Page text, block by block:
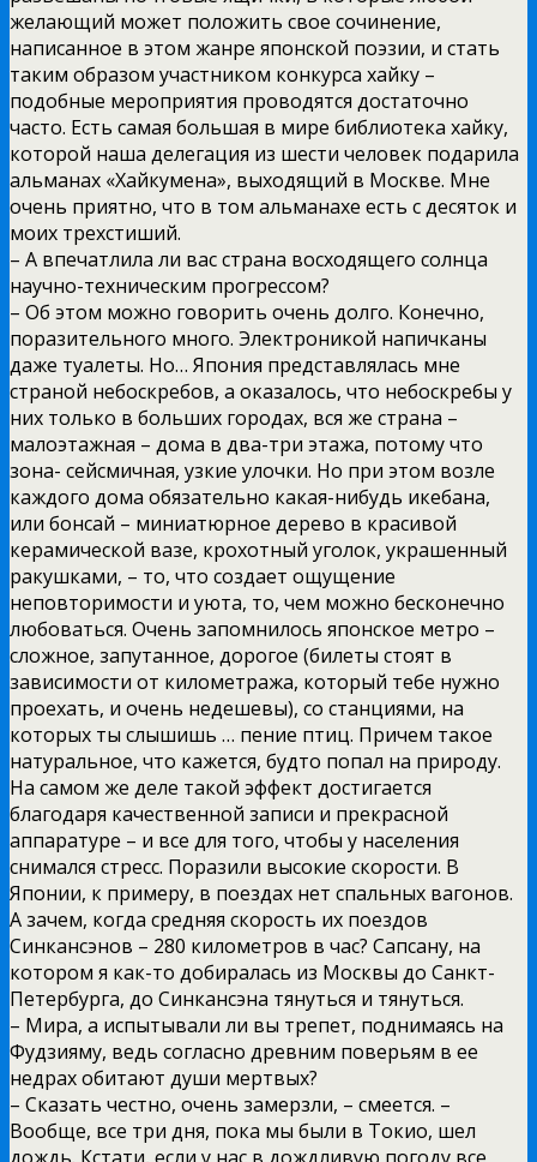
желающий может положить свое сочинение,
написанное в этом жанре японской поэзии, и стать
таким образом участником конкурса хайку –
подобные мероприятия проводятся достаточно
часто. Есть самая большая в мире библиотека хайку,
которой наша делегация из шести человек подарила
альманах «Хайкумена», выходящий в Москве. Мне
очень приятно, что в том альманахе есть с десяток и
моих трехстиший.
– А впечатлила ли вас страна восходящего солнца
научно-техническим прогрессом?
– Об этом можно говорить очень долго. Конечно,
поразительного много. Электроникой напичканы
даже туалеты. Но… Япония представлялась мне
страной небоскребов, а оказалось, что небоскребы у
них только в больших городах, вся же страна –
малоэтажная – дома в два-три этажа, потому что
зона- сейсмичная, узкие улочки. Но при этом возле
каждого дома обязательно какая-нибудь икебана,
или бонсай – миниатюрное дерево в красивой
керамической вазе, крохотный уголок, украшенный
ракушками, – то, что создает ощущение
неповторимости и уюта, то, чем можно бесконечно
любоваться. Очень запомнилось японское метро –
сложное, запутанное, дорогое (билеты стоят в
зависимости от километража, который тебе нужно
проехать, и очень недешевы), со станциями, на
которых ты слышишь … пение птиц. Причем такое
натуральное, что кажется, будто попал на природу.
На самом же деле такой эффект достигается
благодаря качественной записи и прекрасной
аппаратуре – и все для того, чтобы у населения
снимался стресс. Поразили высокие скорости. В
Японии, к примеру, в поездах нет спальных вагонов.
А зачем, когда средняя скорость их поездов
Синкансэнов – 280 километров в час? Сапсану, на
котором я как-то добиралась из Москвы до Санкт-
Петербурга, до Синкансэна тянуться и тянуться.
– Мира, а испытывали ли вы трепет, поднимаясь на
Фудзияму, ведь согласно древним поверьям в ее
недрах обитают души мертвых?
– Сказать честно, очень замерзли, – смеется. –
Вообще, все три дня, пока мы были в Токио, шел